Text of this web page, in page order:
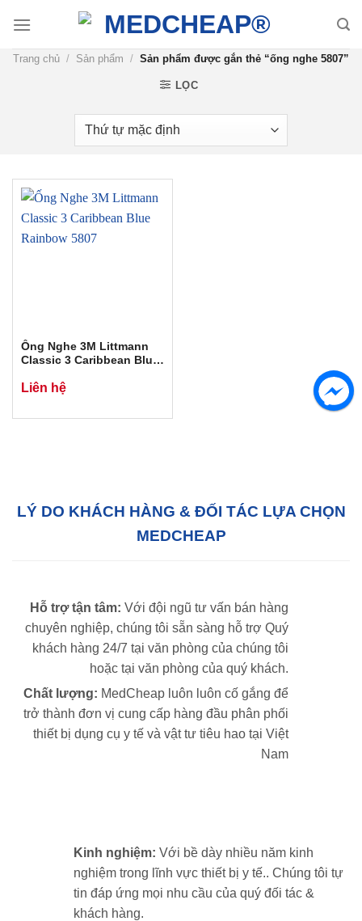
đến
nội
Trang chủ / Sản phẩm / Sản phẩm được gắn thẻ “ống nghe 5807”
LỌC
Ống Nghe 3M Littmann
Classic 3 Caribbean Blue
Liên hệ
LÝ DO KHÁCH HÀNG & ĐỐI TÁC LỰA CHỌN
MEDCHEAP
Hỗ trợ tận tâm: Với đội ngũ tư vấn bán hàng
chuyên nghiệp, chúng tôi sẵn sàng hỗ trợ Quý
khách hàng 24/7 tại văn phòng của chúng tôi
hoặc tại văn phòng của quý khách.
Chất lượng: MedCheap luôn luôn cố gắng để
trở thành đơn vị cung cấp hàng đầu phân phối
thiết bị dụng cụ y tế và vật tư tiêu hao tại Việt
Nam
Kinh nghiệm: Với bề dày nhiều năm kinh
nghiệm trong lĩnh vực thiết bị y tế.. Chúng tôi tự
tin đáp ứng mọi nhu cầu của quý đối tác &
khách hàng.